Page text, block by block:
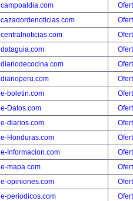
campoaldia.com
cazadordenoticias.com
centralnoticias.com
dataguia.com
diariodecocina.com
diarioperu.com
e-boletin.com
e-Datos.com
e-diarios.com
e-Honduras.com
e-Informacion.com
e-mapa.com
e-opiniones.com
e-periodicos.com